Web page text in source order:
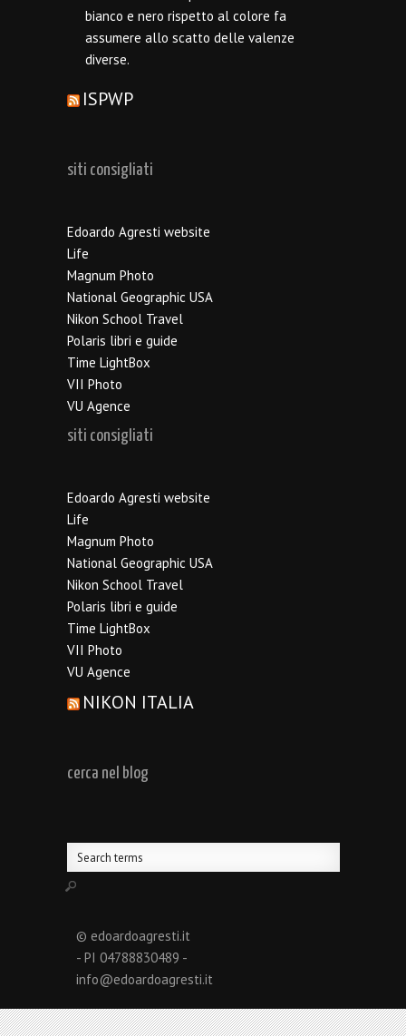
bianco e nero rispetto al colore fa
assumere allo scatto delle valenze
diverse.
ISPWP
siti consigliati
Edoardo Agresti website
Life
Magnum Photo
National Geographic USA
Nikon School Travel
Polaris libri e guide
Time LightBox
VII Photo
VU Agence
siti consigliati
Edoardo Agresti website
Life
Magnum Photo
National Geographic USA
Nikon School Travel
Polaris libri e guide
Time LightBox
VII Photo
VU Agence
NIKON ITALIA
cerca nel blog
© edoardoagresti.it
- PI 04788830489 -
info@edoardoagresti.it